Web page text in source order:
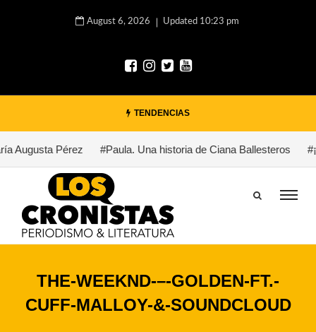
August 6, 2026 Updated 10:23 pm
TENDENCIAS
Augusta Pérez #Paula. Una historia de Ciana Ballesteros
THE-WEEKND-–-GOLDEN-FT.-
CUFF-MALLOY-&-SOUNDCLOUD